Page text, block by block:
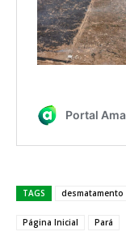
TAGS desmatamento
Página Inicial Pará